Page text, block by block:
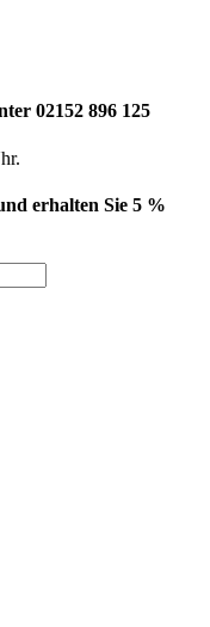
02152 896 125
erhalten Sie 5 %